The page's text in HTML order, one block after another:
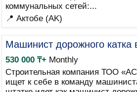
коммунальных сетей:...
📍 Актобе (AK)
Машинист дорожного катка
530 000 ₸+Monthly
Строительная компания ТОО
ищет к себе в команду